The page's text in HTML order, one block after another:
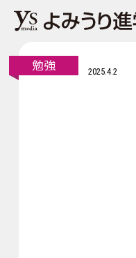
勉強 2025.4.2